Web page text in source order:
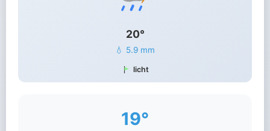
20°
💧 5.9 mm
licht
19°